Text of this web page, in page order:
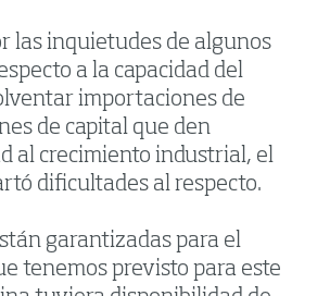
las inquietudes de algunos
a la capacidad del
importaciones de
de capital que den
al crecimiento industrial, el
dificultades al respecto.
garantizadas para el
tenemos previsto para este